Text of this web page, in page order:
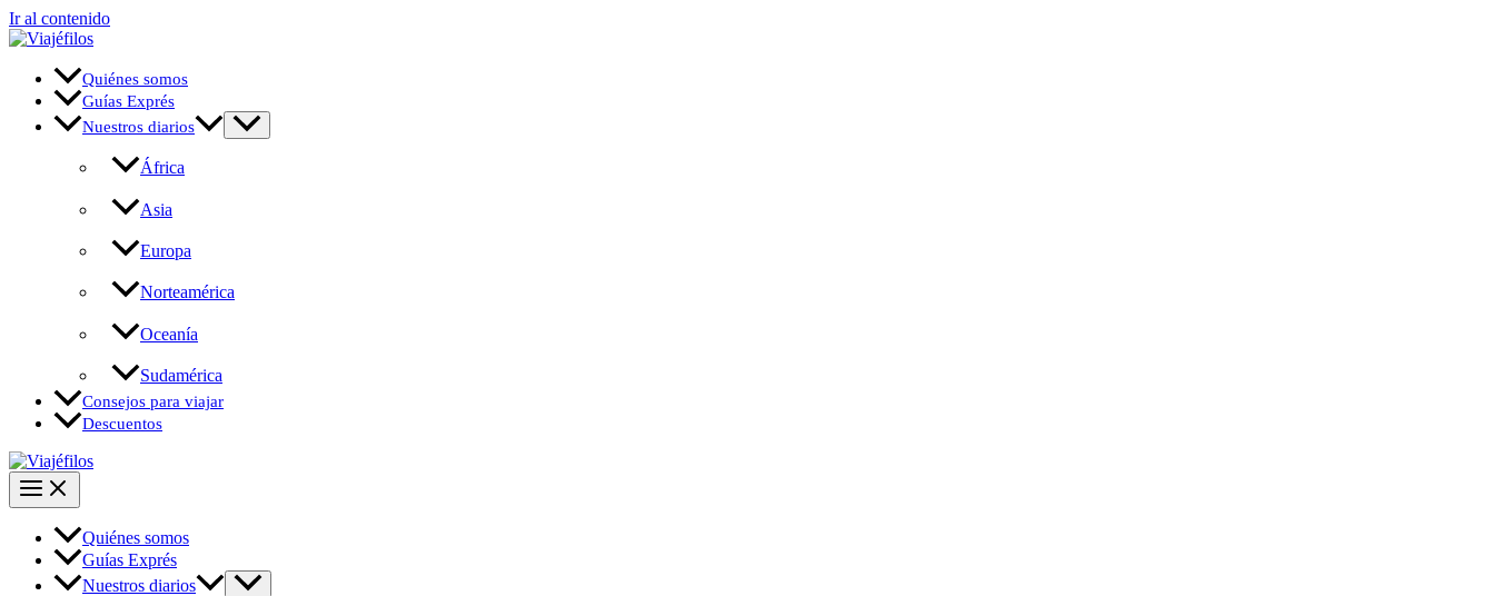
Ir al contenido
Quiénes somos
Guías Exprés
Nuestros diarios
África
Asia
Europa
Norteamérica
Oceanía
Sudamérica
Consejos para viajar
Descuentos
Quiénes somos
Guías Exprés
Nuestros diarios